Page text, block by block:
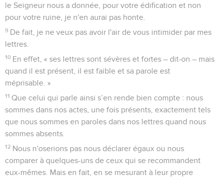
le Seigneur nous a donnée, pour votre édification et non
pour votre ruine, je n'en aurai pas honte.
9 De fait, je ne veux pas avoir l'air de vous intimider par mes
lettres.
10 En effet, « ses lettres sont sévères et fortes – dit-on – mais
quand il est présent, il est faible et sa parole est
méprisable. »
11 Que celui qui parle ainsi s’en rende bien compte : nous
sommes dans nos actes, une fois présents, exactement tels
que nous sommes en paroles dans nos lettres quand nous
sommes absents.
12 Nous n'oserions pas nous déclarer égaux ou nous
comparer à quelques-uns de ceux qui se recommandent
eux-mêmes. Mais en fait, en se mesurant à leur propre